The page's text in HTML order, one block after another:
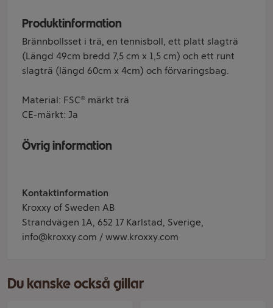
Produktinformation
Brännbollsset i trä, en tennisboll, ett platt slagträ
(Längd 49cm bredd 7,5 cm x 1,5 cm) och ett runt
slagträ (längd 60cm x 4cm) och förvaringsbag.
Material: FSC® märkt trä
CE-märkt: Ja
Övrig information
Kontaktinformation
Kroxxy of Sweden AB
Strandvägen 1A, 652 17 Karlstad, Sverige,
info@kroxxy.com / www.kroxxy.com
Du kanske också gillar